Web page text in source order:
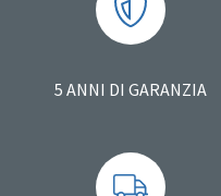
5 ANNI DI GARANZIA